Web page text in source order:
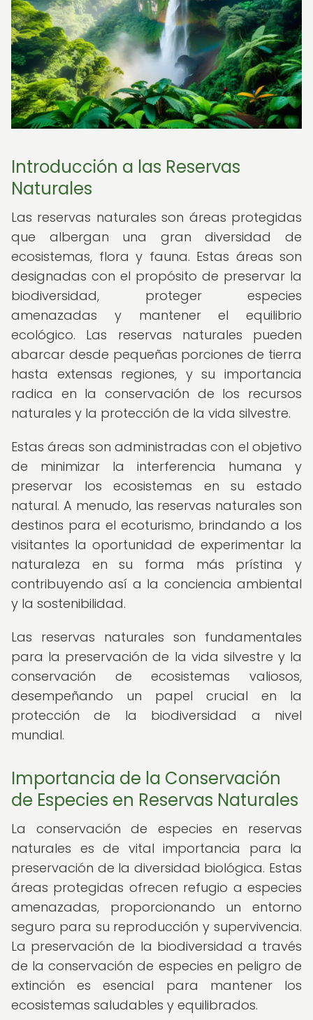
Introducción a las Reservas
Naturales
Las reservas naturales son áreas protegidas
que albergan una gran diversidad de
ecosistemas, flora y fauna. Estas áreas son
designadas con el propósito de preservar la
biodiversidad, proteger especies
amenazadas y mantener el equilibrio
ecológico. Las reservas naturales pueden
abarcar desde pequeñas porciones de tierra
hasta extensas regiones, y su importancia
radica en la conservación de los recursos
naturales y la protección de la vida silvestre.
Estas áreas son administradas con el objetivo
de minimizar la interferencia humana y
preservar los ecosistemas en su estado
natural. A menudo, las reservas naturales son
destinos para el ecoturismo, brindando a los
visitantes la oportunidad de experimentar la
naturaleza en su forma más prístina y
contribuyendo así a la conciencia ambiental
y la sostenibilidad.
Las reservas naturales son fundamentales
para la preservación de la vida silvestre y la
conservación de ecosistemas valiosos,
desempeñando un papel crucial en la
protección de la biodiversidad a nivel
mundial.
Importancia de la Conservación
de Especies en Reservas Naturales
La conservación de especies en reservas
naturales es de vital importancia para la
preservación de la diversidad biológica. Estas
áreas protegidas ofrecen refugio a especies
amenazadas, proporcionando un entorno
seguro para su reproducción y supervivencia.
La preservación de la biodiversidad a través
de la conservación de especies en peligro de
extinción es esencial para mantener los
ecosistemas saludables y equilibrados.